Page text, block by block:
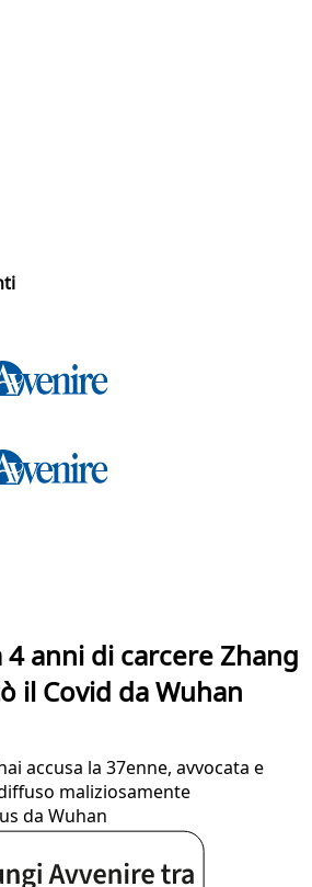
4 anni di carcere Zhang
il Covid da Wuhan
accusa la 37enne, avvocata e
maliziosamente
da Wuhan